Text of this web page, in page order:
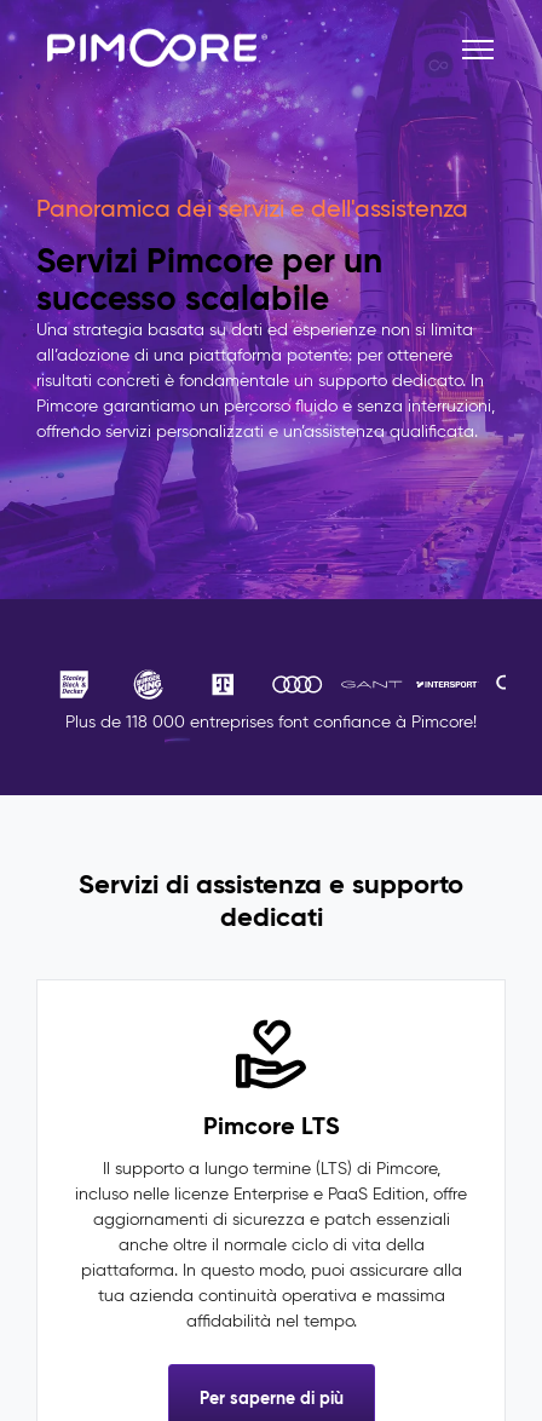
Panoramica dei servizi e dell'assistenza
Servizi Pimcore per un
successo scalabile
Una strategia basata su dati ed esperienze non si limita
all’adozione di una piattaforma potente: per ottenere
risultati concreti è fondamentale un supporto dedicato. In
Pimcore garantiamo un percorso fluido e senza interruzioni,
offrendo servizi personalizzati e un’assistenza qualificata.
Plus de 118 000 entreprises font confiance à Pimcore!
Servizi di assistenza e supporto
dedicati
Pimcore LTS
Il supporto a lungo termine (LTS) di Pimcore,
incluso nelle licenze Enterprise e PaaS Edition, offre
aggiornamenti di sicurezza e patch essenziali
anche oltre il normale ciclo di vita della
piattaforma. In questo modo, puoi assicurare alla
tua azienda continuità operativa e massima
affidabilità nel tempo.
Per saperne di più